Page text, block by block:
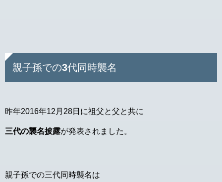
親子孫での3代同時襲名
昨年2016年12月28日に祖父と父と共に
三代の襲名披露が発表されました。
親子孫での三代同時襲名は